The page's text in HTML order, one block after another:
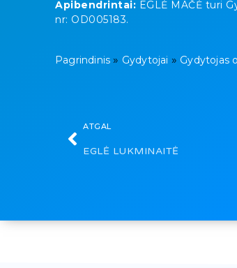
Apibendrintai: EGLĖ MAČĖ turi
nr: OD005183.
Pagrindinis » Gydytojai » Gydytojas
ATGAL
EGLĖ LUKMINAITĖ